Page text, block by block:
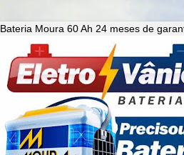
Bateria Moura 60 Ah 24 meses de